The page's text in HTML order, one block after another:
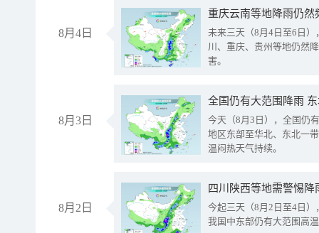
8月4日
重庆云南等地降雨仍然
未来三天（8月4日至6日
川、重庆、贵州等地仍然
害。
8月3日
全国仍有大范围降雨
今天（8月3日），全国仍
地区东部至华北、东北一
温闷热天气持续。
8月2日
今起三天（8月2日至4日
我国中东部仍有大范围高